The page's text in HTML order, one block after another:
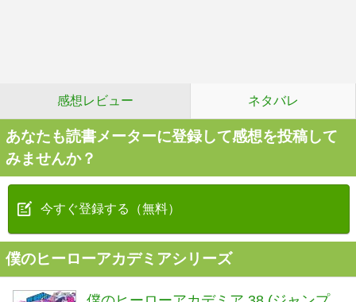
感想レビュー ネタバレ
あなたも読書メーターに登録して感想を投稿して
みませんか？
今すぐ登録する（無料）
僕のヒーローアカデミアシリーズ